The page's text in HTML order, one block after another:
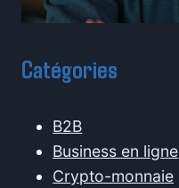
Catégories
B2B
Business en ligne
Crypto-monnaie